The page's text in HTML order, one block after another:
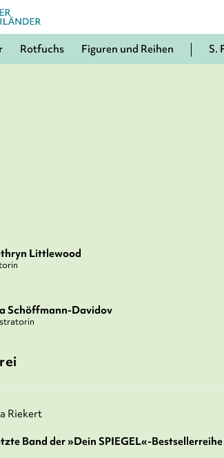
Rotfuchs Figuren und Reihen S.
Littlewood
Schöffmann-Davidov
Riekert
Band der »Dein SPIEGEL«-